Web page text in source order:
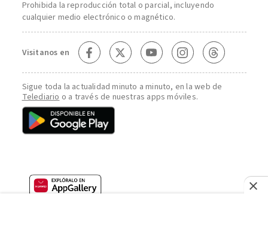
Prohibida la reproducción total o parcial, incluyendo
cualquier medio electrónico o magnético.
Visitanos en
Sigue toda la actualidad minuto a minuto, en la web de
Telediarioo a través de nuestras apps móviles.